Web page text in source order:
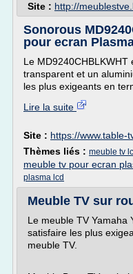
Site : http://
Sonorous
pour ecran
Le
transparent et un
les plus exigeants en
Lire la suite
Site : https://www.table-
Thèmes liés : meuble tv
meuble tv pour ecran
plasma lcd
Meuble TV sur
Le meuble TV Yamaha
satisfaire les plus
meuble TV.